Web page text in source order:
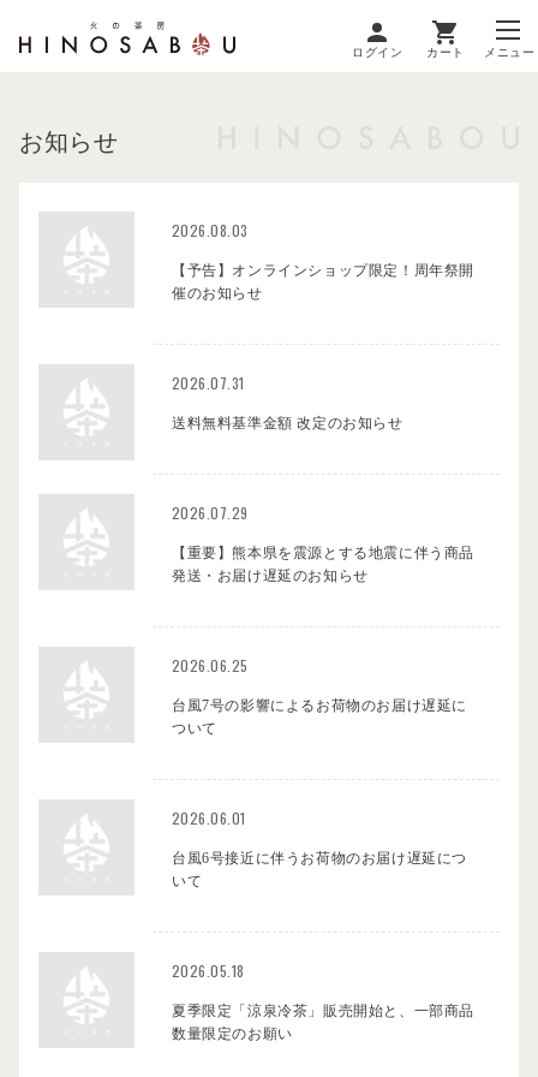
ログイン カート メニュー
お知らせ
2026.08.03
【予告】オンラインショップ限定！周年祭開
催のお知らせ
2026.07.31
送料無料基準金額 改定のお知らせ
2026.07.29
【重要】熊本県を震源とする地震に伴う商品
発送・お届け遅延のお知らせ
2026.06.25
台風7号の影響によるお荷物のお届け遅延に
ついて
2026.06.01
台風6号接近に伴うお荷物のお届け遅延につ
いて
2026.05.18
夏季限定「涼泉冷茶」販売開始と、一部商品
数量限定のお願い